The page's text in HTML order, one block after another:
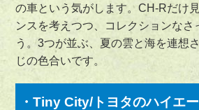
の車という気がします。CH-Rだけ
ンスを考えつつ、コレクションなさ
う。3つが並ぶ、夏の雲と海を連想
じの色合いです。
・Tiny City/トヨタのハイエ